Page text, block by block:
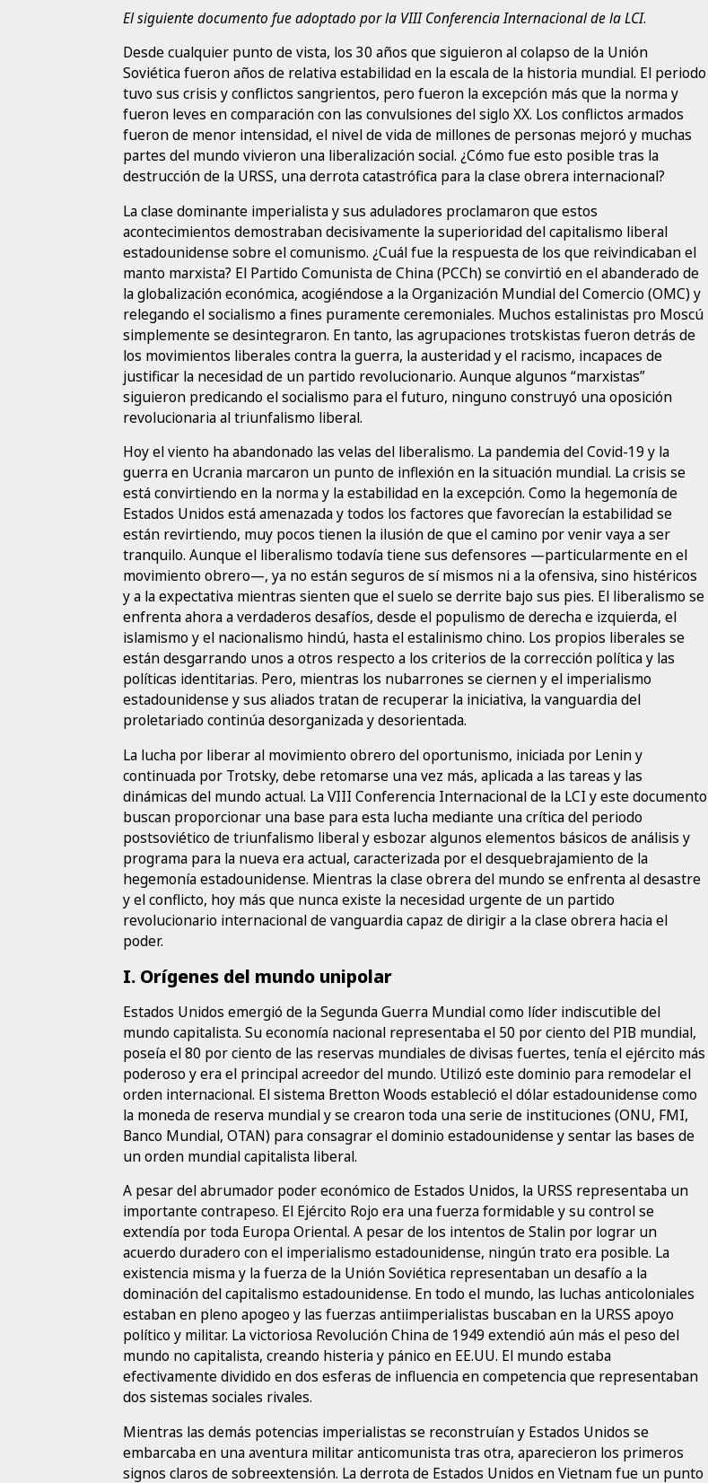
El siguiente documento fue adoptado por la VIII Conferencia Internacional de la LCI.
Desde cualquier punto de vista, los 30 años que siguieron al colapso de la Unión
Soviética fueron años de relativa estabilidad en la escala de la historia mundial. El periodo
tuvo sus crisis y conflictos sangrientos, pero fueron la excepción más que la norma y
fueron leves en comparación con las convulsiones del siglo XX. Los conflictos armados
fueron de menor intensidad, el nivel de vida de millones de personas mejoró y muchas
partes del mundo vivieron una liberalización social. ¿Cómo fue esto posible tras la
destrucción de la URSS, una derrota catastrófica para la clase obrera internacional?
La clase dominante imperialista y sus aduladores proclamaron que estos
acontecimientos demostraban decisivamente la superioridad del capitalismo liberal
estadounidense sobre el comunismo. ¿Cuál fue la respuesta de los que reivindicaban el
manto marxista? El Partido Comunista de China (PCCh) se convirtió en el abanderado de
la globalización económica, acogiéndose a la Organización Mundial del Comercio (OMC) y
relegando el socialismo a fines puramente ceremoniales. Muchos estalinistas pro Moscú
simplemente se desintegraron. En tanto, las agrupaciones trotskistas fueron detrás de
los movimientos liberales contra la guerra, la austeridad y el racismo, incapaces de
justificar la necesidad de un partido revolucionario. Aunque algunos “marxistas”
siguieron predicando el socialismo para el futuro, ninguno construyó una oposición
revolucionaria al triunfalismo liberal.
Hoy el viento ha abandonado las velas del liberalismo. La pandemia del Covid-19 y la
guerra en Ucrania marcaron un punto de inflexión en la situación mundial. La crisis se
está convirtiendo en la norma y la estabilidad en la excepción. Como la hegemonía de
Estados Unidos está amenazada y todos los factores que favorecían la estabilidad se
están revirtiendo, muy pocos tienen la ilusión de que el camino por venir vaya a ser
tranquilo. Aunque el liberalismo todavía tiene sus defensores —particularmente en el
movimiento obrero—, ya no están seguros de sí mismos ni a la ofensiva, sino histéricos
y a la expectativa mientras sienten que el suelo se derrite bajo sus pies. El liberalismo se
enfrenta ahora a verdaderos desafíos, desde el populismo de derecha e izquierda, el
islamismo y el nacionalismo hindú, hasta el estalinismo chino. Los propios liberales se
están desgarrando unos a otros respecto a los criterios de la corrección política y las
políticas identitarias. Pero, mientras los nubarrones se ciernen y el imperialismo
estadounidense y sus aliados tratan de recuperar la iniciativa, la vanguardia del
proletariado continúa desorganizada y desorientada.
La lucha por liberar al movimiento obrero del oportunismo, iniciada por Lenin y
continuada por Trotsky, debe retomarse una vez más, aplicada a las tareas y las
dinámicas del mundo actual. La VIII Conferencia Internacional de la LCI y este documento
buscan proporcionar una base para esta lucha mediante una crítica del periodo
postsoviético de triunfalismo liberal y esbozar algunos elementos básicos de análisis y
programa para la nueva era actual, caracterizada por el desquebrajamiento de la
hegemonía estadounidense. Mientras la clase obrera del mundo se enfrenta al desastre
y el conflicto, hoy más que nunca existe la necesidad urgente de un partido
revolucionario internacional de vanguardia capaz de dirigir a la clase obrera hacia el
poder.
I. Orígenes del mundo unipolar
Estados Unidos emergió de la Segunda Guerra Mundial como líder indiscutible del
mundo capitalista. Su economía nacional representaba el 50 por ciento del PIB mundial,
poseía el 80 por ciento de las reservas mundiales de divisas fuertes, tenía el ejército más
poderoso y era el principal acreedor del mundo. Utilizó este dominio para remodelar el
orden internacional. El sistema Bretton Woods estableció el dólar estadounidense como
la moneda de reserva mundial y se crearon toda una serie de instituciones (ONU, FMI,
Banco Mundial, OTAN) para consagrar el dominio estadounidense y sentar las bases de
un orden mundial capitalista liberal.
A pesar del abrumador poder económico de Estados Unidos, la URSS representaba un
importante contrapeso. El Ejército Rojo era una fuerza formidable y su control se
extendía por toda Europa Oriental. A pesar de los intentos de Stalin por lograr un
acuerdo duradero con el imperialismo estadounidense, ningún trato era posible. La
existencia misma y la fuerza de la Unión Soviética representaban un desafío a la
dominación del capitalismo estadounidense. En todo el mundo, las luchas anticoloniales
estaban en pleno apogeo y las fuerzas antiimperialistas buscaban en la URSS apoyo
político y militar. La victoriosa Revolución China de 1949 extendió aún más el peso del
mundo no capitalista, creando histeria y pánico en EE.UU. El mundo estaba
efectivamente dividido en dos esferas de influencia en competencia que representaban
dos sistemas sociales rivales.
Mientras las demás potencias imperialistas se reconstruían y Estados Unidos se
embarcaba en una aventura militar anticomunista tras otra, aparecieron los primeros
signos claros de sobreextensión. La derrota de Estados Unidos en Vietnam fue un punto